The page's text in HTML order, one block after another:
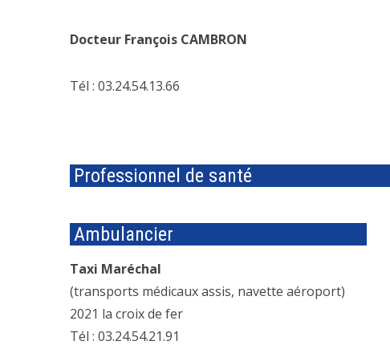
Docteur François CAMBRON
Tél : 03.24.54.13.66
Professionnel de santé
Ambulancier
Taxi Maréchal
(transports médicaux assis, navette aéroport)
2021 la croix de fer
Tél : 03.24.54.21.91